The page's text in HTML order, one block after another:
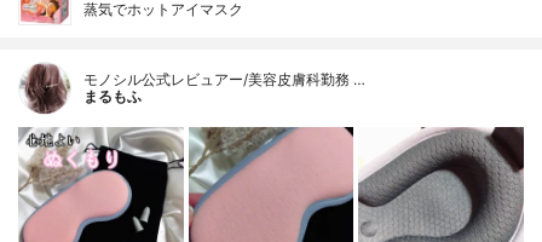
蒸気でホットアイマスク
モノシル公式レビュアー/美容皮膚科勤務 …
まるもふ